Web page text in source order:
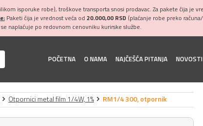
isporuke robe), troškove transporta snosi prodavac. Za pakete čija je
Paketi čija je vrednost veća od 20.000,00 RSD (plaćanje robe preko
naplaćuje po redovnom cenovniku kurirske službe.
POČETNA O NAMA NAJČEŠĆA PITANJA NOVOSTI
Otpornici metal film 1/4W, 1% RM1/4 300, otpornik